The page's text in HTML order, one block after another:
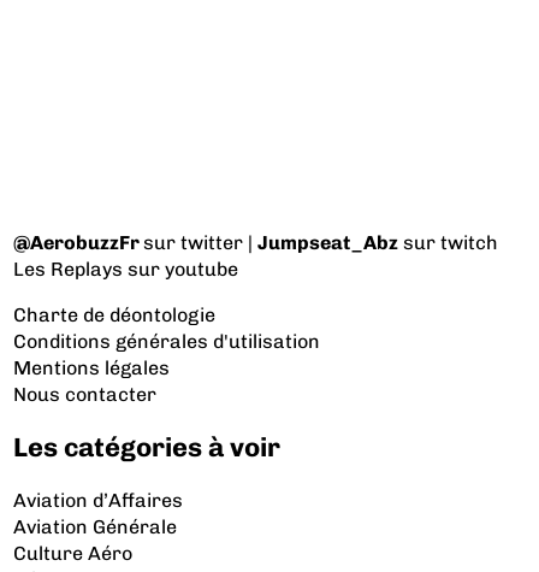
@AerobuzzFrsur twitter |Jumpseat_Abz sur twitch
Les Replays sur youtube
Charte de déontologie
Conditions générales d'utilisation
Mentions légales
Nous contacter
Les catégories à voir
Aviation d’Affaires
Aviation Générale
Culture Aéro